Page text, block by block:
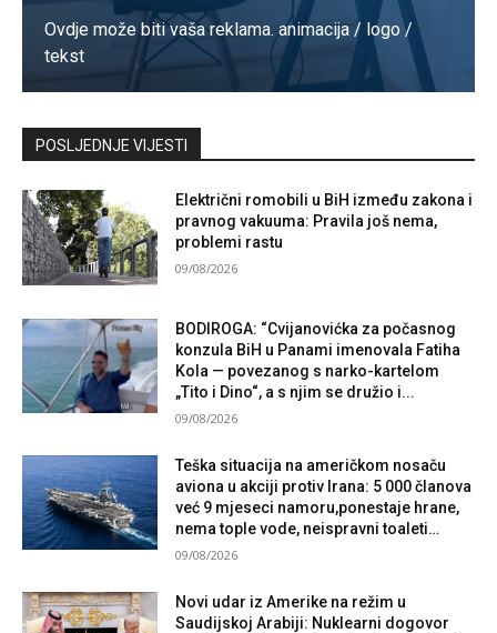
Ovdje može biti vaša reklama. animacija / logo /
tekst
Kontaktirajte nas
POSLJEDNJE VIJESTI
Električni romobili u BiH između zakona i
pravnog vakuuma: Pravila još nema,
problemi rastu
09/08/2026
BODIROGA: “Cvijanovićka za počasnog
konzula BiH u Panami imenovala Fatiha
Kola — povezanog s narko-kartelom
„Tito i Dino“, a s njim se družio i...
09/08/2026
Teška situacija na američkom nosaču
aviona u akciji protiv Irana: 5 000 članova
već 9 mjeseci namoru,ponestaje hrane,
nema tople vode, neispravni toaleti…
09/08/2026
Novi udar iz Amerike na režim u
Saudijskoj Arabiji: Nuklearni dogovor